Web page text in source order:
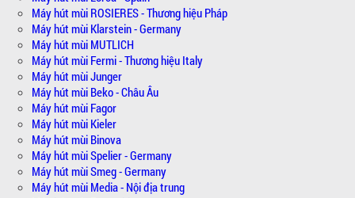
Máy hút mùi ROSIERES - Thương hiệu Pháp
Máy hút mùi Klarstein - Germany
Máy hút mùi MUTLICH
Máy hút mùi Fermi - Thương hiệu Italy
Máy hút mùi Junger
Máy hút mùi Beko - Châu Âu
Máy hút mùi Fagor
Máy hút mùi Kieler
Máy hút mùi Binova
Máy hút mùi Spelier - Germany
Máy hút mùi Smeg - Germany
Máy hút mùi Media - Nội địa trung